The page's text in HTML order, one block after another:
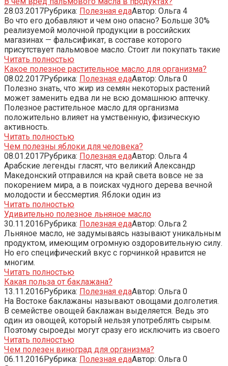
28.03.2017Рубрика: Полезная едаАвтор: Ольга 4
Во что его добавляют и чем оно опасно? Больше 30%
реализуемой молочной продукции в российских
магазинах — фальсификат, в составе которого
присутствует пальмовое масло. Стоит ли покупать такие
Читать полностью
Какое полезное растительное масло для организма?
08.02.2017Рубрика: Полезная едаАвтор: Ольга 0
Полезно знать, что жир из семян некоторых растений
может заменить едва ли не всю домашнюю аптечку.
Полезное растительное масло для организма
положительно влияет на умственную, физическую
активность.
Читать полностью
Чем полезны яблоки для человека?
08.01.2017Рубрика: Полезная едаАвтор: Ольга 4
Арабские легенды гласят, что великий Александр
Македонский отправился на край света вовсе не за
покорением мира, а в поисках чудного дерева вечной
молодости и бессмертия. Яблоки один из
Читать полностью
Удивительно полезное льняное масло
30.11.2016Рубрика: Полезная едаАвтор: Ольга 2
Льняное масло, не задумываясь называют уникальным
продуктом, имеющим огромную оздоровительную силу.
Но его специфический вкус с горчинкой нравится не
многим.
Читать полностью
Какая польза от баклажана?
13.11.2016Рубрика: Полезная едаАвтор: Ольга 0
На Востоке баклажаны называют овощами долголетия.
В семействе овощей баклажан выделяется. Ведь это
один из овощей, который нельзя употреблять сырым.
Поэтому сыроеды могут сразу его исключить из своего
Читать полностью
Чем полезен виноград для организма?
06.11.2016Рубрика: Полезная едаАвтор: Ольга 0